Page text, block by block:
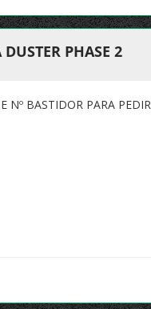
PHASE 2
BASTIDOR PARA